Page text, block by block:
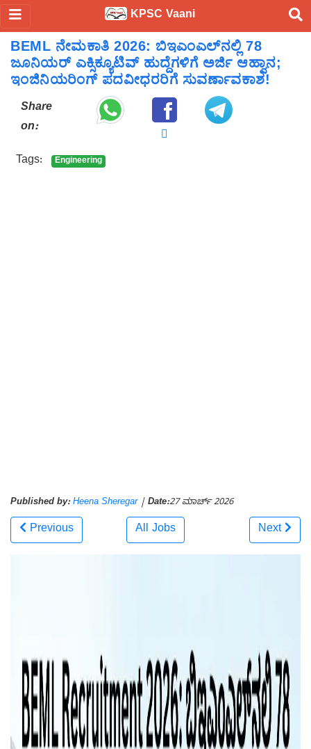
KPSC Vaani
BEML ನೇಮಕಾತಿ 2026: ಬಿಇಎಂಎಲ್‌ನಲ್ಲಿ 78
ಜೂನಿಯರ್ ಎಕ್ಸಿಕ್ಯೂಟಿವ್ ಹುದ್ದೆಗಳಿಗೆ ಅರ್ಜಿ ಆಹ್ವಾನ;
ಇಂಜಿನಿಯರಿಂಗ್ ಪದವೀಧರರಿಗೆ ಸುವರ್ಣಾವಕಾಶ!
Share
on:
Tags: Engineering
Published by: Heena Sheregar | Date:27 ಮಾರ್ಚ್ 2026
Previous All Jobs Next